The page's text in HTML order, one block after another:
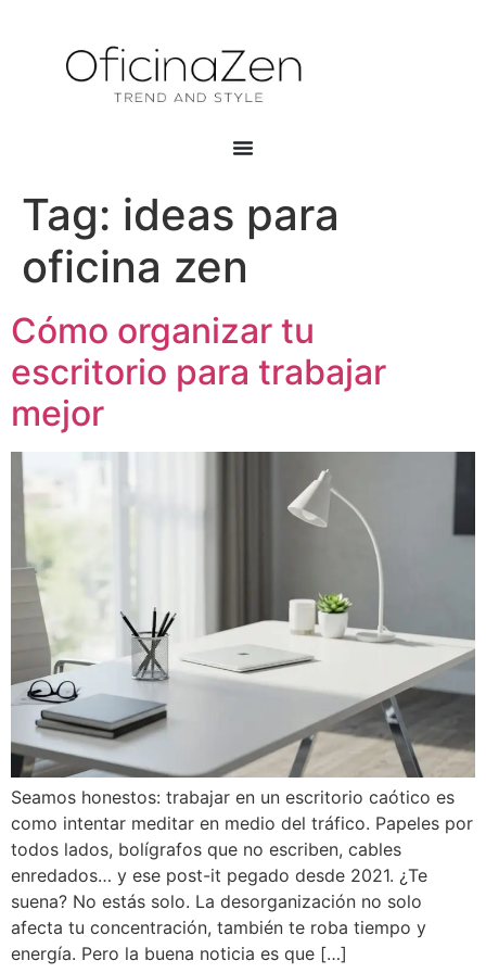
Tag: ideas para
oficina zen
Cómo organizar tu
escritorio para trabajar
mejor
Seamos honestos: trabajar en un escritorio caótico es
como intentar meditar en medio del tráfico. Papeles por
todos lados, bolígrafos que no escriben, cables
enredados… y ese post-it pegado desde 2021. ¿Te
suena? No estás solo. La desorganización no solo
afecta tu concentración, también te roba tiempo y
energía. Pero la buena noticia es que […]